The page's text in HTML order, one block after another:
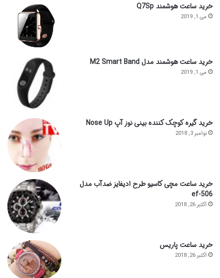
خرید ساعت هوشمند Q7Sp
می 1, 2019
خرید ساعت هوشمند مدل M2 Smart Band
می 1, 2019
خرید گیره کوچک کننده بینی نوز آپ Nose Up
نوامبر 3, 2018
خرید ساعت مچی کاسیو طرح ادیفایز ضدآب مدل
ef-506
اکتبر 26, 2018
خرید ساعت پاریس
اکتبر 26, 2018